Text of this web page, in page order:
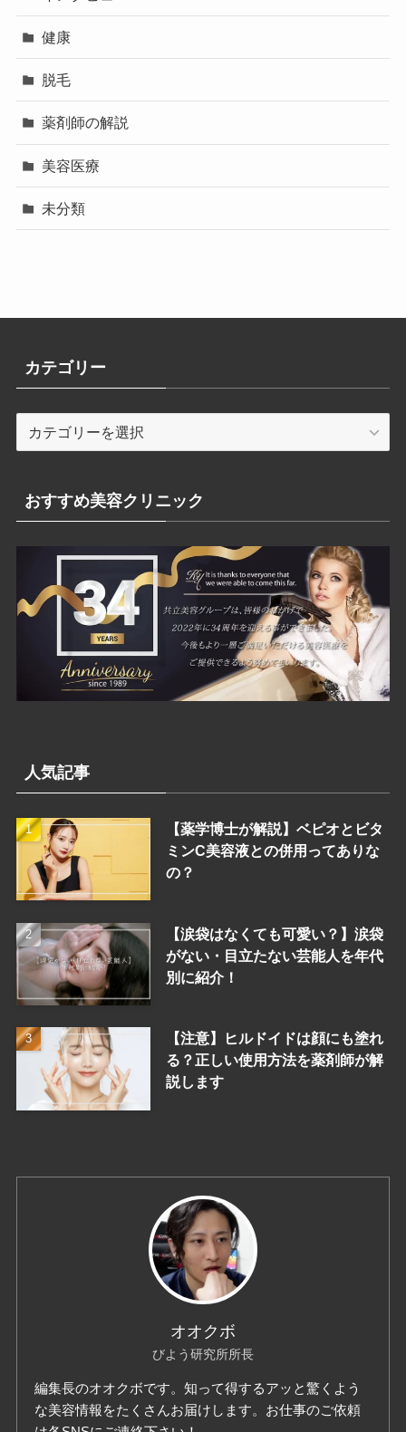
健康
脱毛
薬剤師の解説
美容医療
未分類
カテゴリー
テ
リ
ー
おすすめ美容クリニック
人気記事
【薬学博士が解説】ベピオとビタ
ミンC美容液との併用ってありな
の？
【涙袋はなくても可愛い？】涙袋
がない・目立たない芸能人を年代
別に紹介！
【注意】ヒルドイドは顔にも塗れ
る？正しい使用方法を薬剤師が解
説します
オオクボ
びよう研究所所長
編集長のオオクボです。知って得するアッと驚くよう
な美容情報をたくさんお届けします。お仕事のご依頼